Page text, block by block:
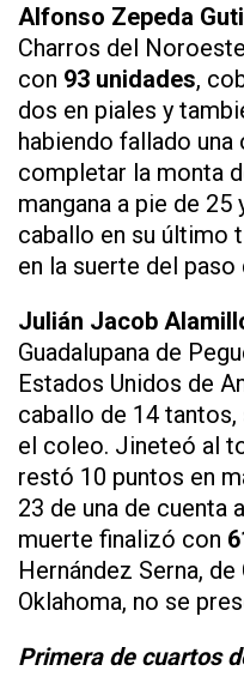
Alfonso Zepeda
Charros del
con 93 unidades,
dos en piales y
habiendo fallado
completar la monta
mangana a pie de
caballo en su último
en la suerte del paso
Julián Jacob
Guadalupana de
Estados Unidos de
caballo de 14
el coleo. Jineteó al
restó 10 puntos en
23 de una de cuenta
muerte finalizó con
Hernández Serna,
Oklahoma, no se
Primera de cuartos